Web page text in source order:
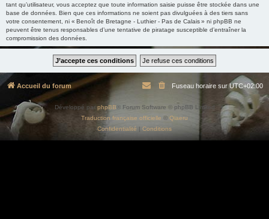
tant qu’utilisateur, vous acceptez que toute information saisie puisse être stockée dans une
base de données. Bien que ces informations ne soient pas divulguées à des tiers sans
votre consentement, ni « Benoît de Bretagne - Luthier - Pas de Calais » ni phpBB ne
peuvent être tenus responsables d’une tentative de piratage susceptible d’entraîner la
compromission des données.
Accueil du forum Fuseau horaire surUTC+02:00
Développé par phpBB ® Forum Software © phpBB Limited
Traduction française officielle © Qiaeru
Confidentialité | Conditions